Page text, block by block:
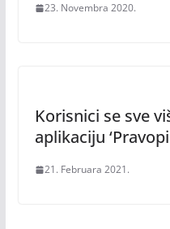
23. Novembra 2020.
Korisnici se sve
aplikaciju
21. Februara 2021.